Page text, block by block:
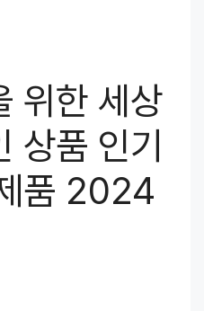
위한 세상
상품 인기
품 2024